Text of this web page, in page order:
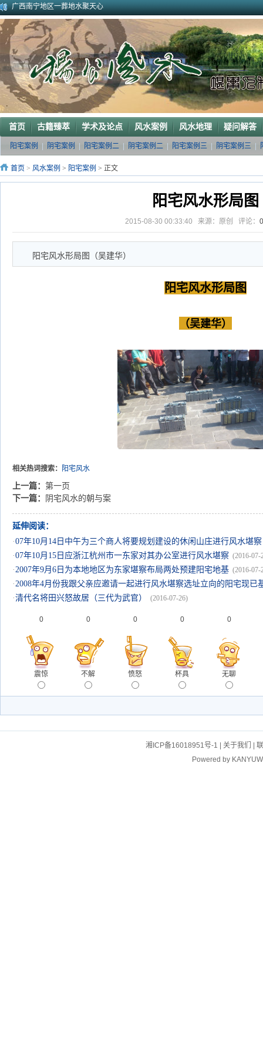
广西南宁地区一葬地水聚天心
广西巴马一龙穴形局
杨公风水--山形之贵人拱手
2010年9月在广西容县为李喜中的亲戚找到的龙穴图
2023年3月18日广东电白地区一眼相中“猛虎下山”形
2011年4月底在江西丰城地区一农村里断验老阳宅风水吉凶（二）
2011年5月初应福建晋江东家邀请堪察调整阳宅风水布局
2011年5月底应广西玉林地区东家邀请断验堪察阳宅风水
2011年应广西巴马东家邀请堪察断验阳宅风水吉凶
《葬 书》注 解
首页 古籍臻萃 学术及论点 风水案例 风水地理 疑问解答
阳宅案例 阴宅案例 阳宅案例二 阴宅案例二 阳宅案例三 阴宅案例三
首页 > 风水案例 > 阳宅案例 > 正文
阳宅风水形局图
2015-08-30 00:33:40 来源：原创 评论： 0
阳宅风水形局图（吴建华）
阳宅风水形局图
（吴建华）
相关热词搜索： 阳宅风水
上一篇： 第一页
下一篇：
阴宅风水的朝与案
延伸阅读：
·07年10月14日中午为三个商人将要规划建设的休闲山庄进行风水堪察
·07年10月15日应浙江杭州市一东家对其办公室进行风水堪察 (2016-07-
·2007年9月6日为本地地区为东家堪察布局两处预建阳宅地基 (2016-07-
·2008年4月份我跟父亲应邀请一起进行风水堪察选址立向的阳宅现已
·清代名将田兴怒故居（三代为武官） (2016-07-26)
0
震惊
0
不解
0
愤怒
0
杯具
0
无聊
湘ICP备16018951号-1 关于我们
Powered by KANYUW